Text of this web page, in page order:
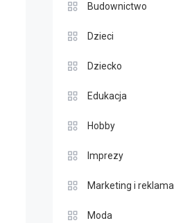
Budownictwo
Dzieci
Dziecko
Edukacja
Hobby
Imprezy
Marketing i reklama
Moda